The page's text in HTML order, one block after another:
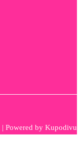
| Powered by Kupodivu